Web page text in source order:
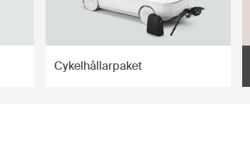
Cykelhållarpaket